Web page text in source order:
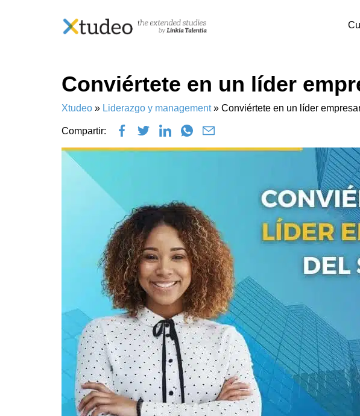
Conviértete en un líder
Xtudeo » Liderazgo y management» Conviértete en un líder
Compartir: